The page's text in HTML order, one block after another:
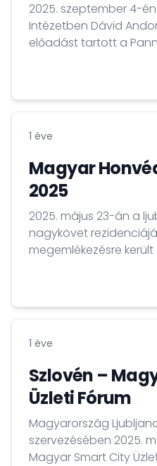
2025. szeptember 4-
Intézetben Dávid
előadást tartott a
1 éve
Magyar
2025
2025. május 23-án a
nagykövet
megemlékezésre
1 éve
Szlovén –
Üzleti Fórum
Magyarország
szervezésében 2025.
Magyar Smart City